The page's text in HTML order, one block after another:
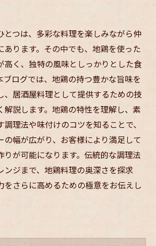
とつは、多彩な料理を楽しみながら仲
あります。その中でも、地鶏を使った
高く、独特の風味としっかりとした食
ブログでは、地鶏の持つ豊かな旨味を
、居酒屋料理として提供するための技
解説します。地鶏の特性を理解し、素
理法や味付けのコツを知ることで、
の幅が広がり、お客様により満足して
りが可能になります。伝統的な調理法
ンジまで、地鶏料理の奥深さを探求
をさらに高めるための極意をお伝えし